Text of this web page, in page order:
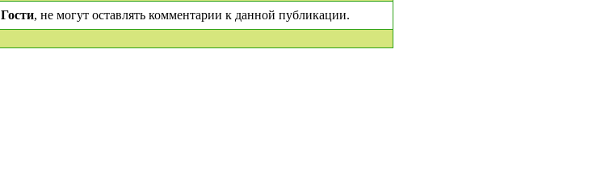
Гости, не могут оставлять комментарии к данной публикации.